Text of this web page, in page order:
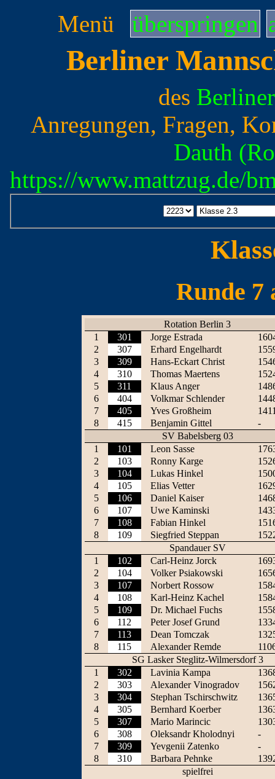
Menü überspringen
Berliner
des
Anregungen, Fragen,
Dauth
https://www.mattzug.de/
Runde 7
Rotation Berlin 3
1
301 Jorge Estrada
2
307 Erhard Engelhardt
3
309 Hans-Eckart Christ
4
310 Thomas Maertens
5
311 Klaus Anger
6
404 Volkmar Schlender
7
405 Yves Großheim
8
415 Benjamin Gittel
-
SV Babelsberg 03
1
101 Leon Sasse
2
103 Ronny Karge
3
104 Lukas Hinkel
4
105 Elias Vetter
5
106 Daniel Kaiser
6
107 Uwe Kaminski
7
108 Fabian Hinkel
8
109 Siegfried Steppan
Spandauer SV
1
102 Carl-Heinz Jorck
2
104 Volker Psiakowski
3
107 Norbert Rossow
4
108 Karl-Heinz Kachel
5
109 Dr. Michael Fuchs
6
112 Peter Josef Grund
7
113 Dean Tomczak
8
115 Alexander Remde
SG Lasker Steglitz-Wilmersdorf 3
1
302 Lavinia Kampa
2
303 Alexander Vinogradov
3
304 Stephan Tschirschwitz
4
305 Bernhard Koerber
5
307 Mario Marincic
6
308 Oleksandr Kholodnyi
-
7
309 Yevgenii Zatenko
-
8
310 Barbara Pehnke
spielfrei